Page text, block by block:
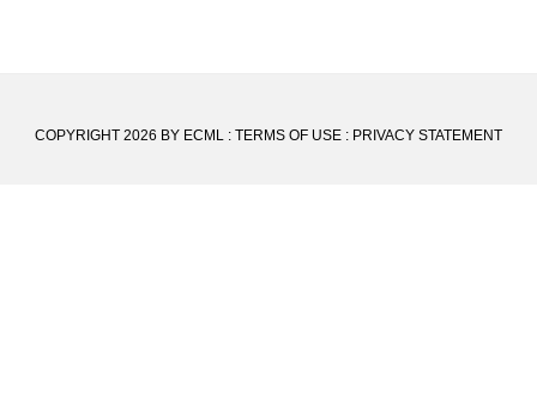
COPYRIGHT 2026 BY ECML : TERMS OF USE : PRIVACY STATEMENT